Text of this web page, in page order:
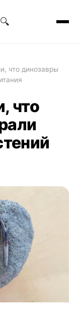
🔍
что динозавры
что